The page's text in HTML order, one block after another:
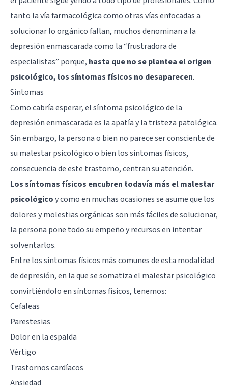
tanto la vía farmacológica como otras vías enfocadas a
solucionar lo orgánico fallan, muchos denominan a la
depresión enmascarada como la “frustradora de
especialistas” porque, hasta que no se plantea el origen
psicológico, los síntomas físicos no desaparecen.
Síntomas
Como cabría esperar, el síntoma psicológico de la
depresión enmascarada es la apatía y la tristeza patológica.
Sin embargo, la persona o bien no parece ser consciente de
su malestar psicológico o bien los síntomas físicos,
consecuencia de este trastorno, centran su atención.
Los síntomas físicos encubren todavía más el malestar
psicológicoy como en muchas ocasiones se asume que los
dolores y molestias orgánicas son más fáciles de solucionar,
la persona pone todo su empeño y recursos en intentar
solventarlos.
Entre los síntomas físicos más comunes de esta modalidad
de depresión, en la que se somatiza el malestar psicológico
convirtiéndolo en síntomas físicos, tenemos:
Cefaleas
Parestesias
Dolor en la espalda
Vértigo
Trastornos cardíacos
Ansiedad